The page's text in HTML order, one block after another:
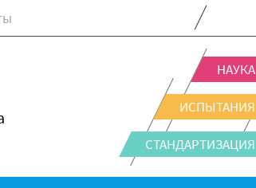
НАУКА
ИСПЫТАНИЯ
СТАНДАРТИЗАЦИЯ